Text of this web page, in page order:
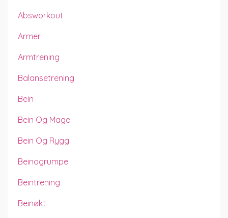
Absworkout
Armer
Armtrening
Balansetrening
Bein
Bein Og Mage
Bein Og Rygg
Beinogrumpe
Beintrening
Beinøkt